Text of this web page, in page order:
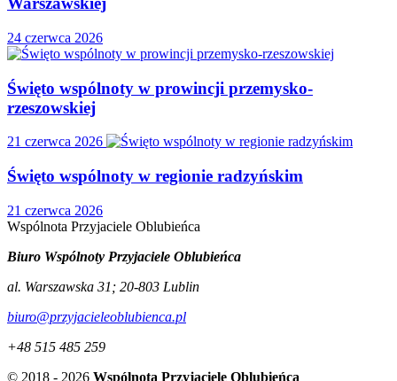
24 czerwca 2026
Święto wspólnoty w prowincji przemysko-
rzeszowskiej
21 czerwca 2026
Święto wspólnoty w regionie radzyńskim
21 czerwca 2026
Wspólnota Przyjaciele Oblubieńca
Biuro Wspólnoty Przyjaciele Oblubieńca
al. Warszawska 31 ; 20-803 Lublin
biuro@przyjacieleoblubienca.pl
+48 515 485 259
© 2018 - 2026 Wspólnota Przyjaciele Oblubieńca